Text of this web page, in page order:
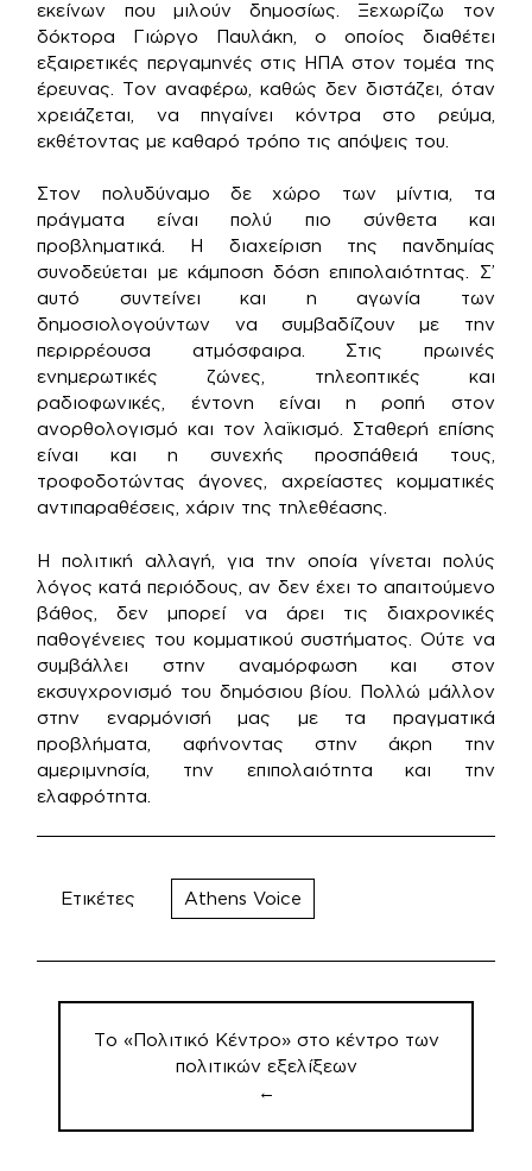
εκείνων που μιλούν δημοσίως. Ξεχωρίζω τον
δόκτορα Γιώργο Παυλάκη, ο οποίος διαθέτει
εξαιρετικές περγαμηνές στις ΗΠΑ στον τομέα της
έρευνας. Τον αναφέρω, καθώς δεν διστάζει, όταν
χρειάζεται, να πηγαίνει κόντρα στο ρεύμα,
εκθέτοντας με καθαρό τρόπο τις απόψεις του.
Στον πολυδύναμο δε χώρο των μίντια, τα
πράγματα είναι πολύ πιο σύνθετα και
προβληματικά. Η διαχείριση της πανδημίας
συνοδεύεται με κάμποση δόση επιπολαιότητας. Σ’
αυτό συντείνει και η αγωνία των
δημοσιολογούντων να συμβαδίζουν με την
περιρρέουσα ατμόσφαιρα. Στις πρωινές
ενημερωτικές ζώνες, τηλεοπτικές και
ραδιοφωνικές, έντονη είναι η ροπή στον
ανορθολογισμό και τον λαϊκισμό. Σταθερή επίσης
είναι και η συνεχής προσπάθειά τους,
τροφοδοτώντας άγονες, αχρείαστες κομματικές
αντιπαραθέσεις, χάριν της τηλεθέασης.
Η πολιτική αλλαγή, για την οποία γίνεται πολύς
λόγος κατά περιόδους, αν δεν έχει το απαιτούμενο
βάθος, δεν μπορεί να άρει τις διαχρονικές
παθογένειες του κομματικού συστήματος. Ούτε να
συμβάλλει στην αναμόρφωση και στον
εκσυγχρονισμό του δημόσιου βίου. Πολλώ μάλλον
στην εναρμόνισή μας με τα πραγματικά
προβλήματα, αφήνοντας στην άκρη την
αμεριμνησία, την επιπολαιότητα και την
ελαφρότητα.
Ετικέτες Athens Voice
Πλοήγηση
άρθρων
Το «Πολιτικό Κέντρο» στο κέντρο των
πολιτικών εξελίξεων
←